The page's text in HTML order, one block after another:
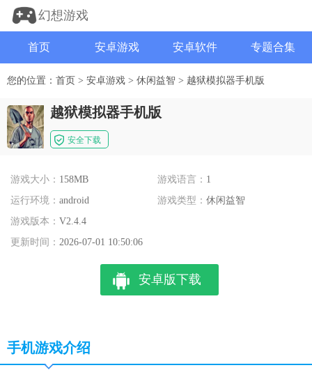
幻想游戏
首页 安卓游戏 安卓软件 专题合集
您的位置： 首页 > 安卓游戏 > 休闲益智 > 越狱模拟器手机版
越狱模拟器手机版
安全下载
游戏大小： 158MB 游戏语言： 1
运行环境： android 游戏类型：休闲益智
游戏版本： V2.4.4
更新时间： 2026-07-01 10:50:06
安卓版下载
手机游戏介绍